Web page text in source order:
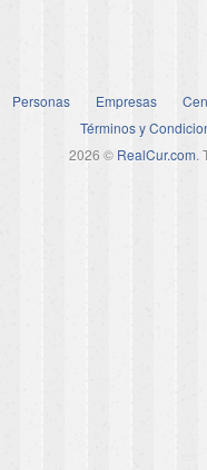
Personas Empresas
Términos y
2026 © RealCur.com.